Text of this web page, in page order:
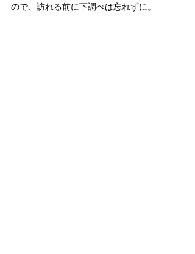
ので、訪れる前に下調べは忘れずに。